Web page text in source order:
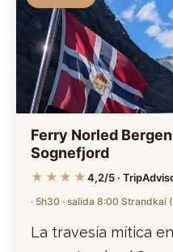
Ferry Norled
Sognefjord
★★★★4,2/5 ·
· 5h30 · salida 8:00 Strandkai
La travesía mítica